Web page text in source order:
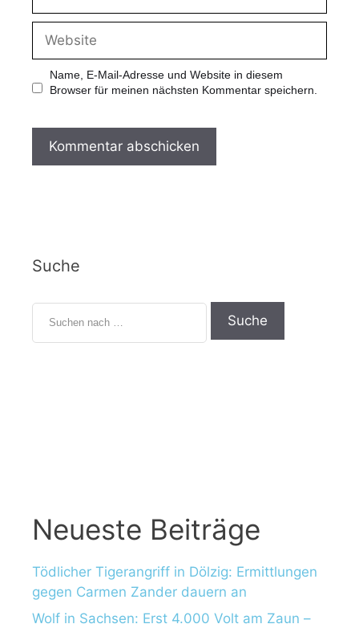
Name, E-Mail-Adresse und Website in diesem
Browser für meinen nächsten Kommentar speichern.
Suche
Neueste Beiträge
Tödlicher Tigerangriff in Dölzig: Ermittlungen
gegen Carmen Zander dauern an
Wolf in Sachsen: Erst 4.000 Volt am Zaun –